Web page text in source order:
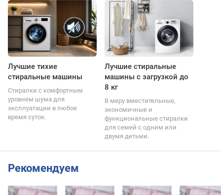
Лучшие тихие
стиральные машины
Стиралки с комфортным
уровнем шума для
эксплуатации в любое
время суток.
Лучшие стиральные
машины с загрузкой до
8 кг
В меру вместительные,
экономичные и
функциональные стиралки
для семей с одним или
двумя детьми.
Рекомендуем